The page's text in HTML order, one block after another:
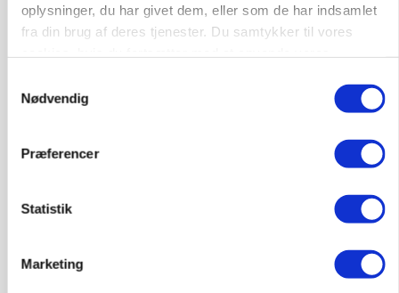
oplysninger, du har givet dem, eller som de har indsamlet
fra din brug af deres tjenester. Du samtykker til vores
Nødvendig
Præferencer
Statistik
Marketing
6950, Ringkøbing 06. aug.
dræn/entreprenørarbejde.
06. aug.
Maskinstation